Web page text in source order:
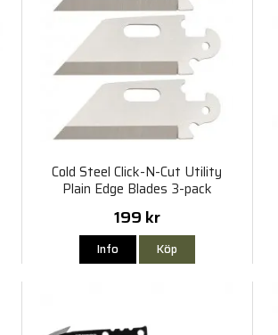
Cold Steel Click-N-Cut Utility
Plain Edge Blades 3-pack
199 kr
Info Köp